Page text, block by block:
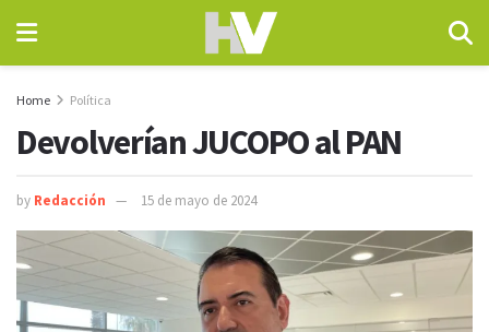
Home Política
Devolverían JUCOPO al PAN
by Redacción 15 de mayo de 2024